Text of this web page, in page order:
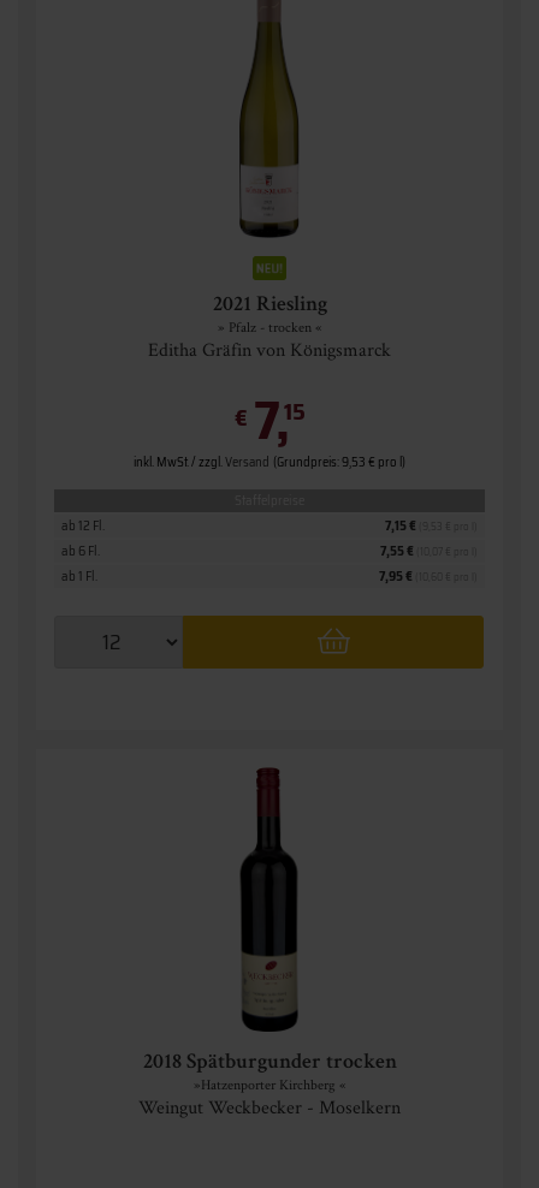
2021 Riesling
» Pfalz - trocken «
Editha Gräfin von Königsmarck
€ 7,15
inkl. MwSt. / zzgl.Versand (Grundpreis: 9,53 € pro l)
ab 1 Fl. 7,95 €
ab 6 Fl. 7,55 €
ab 12 Fl. 7,15 €
2018 Spätburgunder trocken
»Hatzenporter Kirchberg «
Weingut Weckbecker - Moselkern